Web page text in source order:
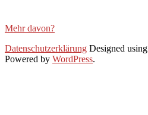
Mehr davon?
2021-
01-
Datenschutzerklärung Designed using
Powered by WordPress.